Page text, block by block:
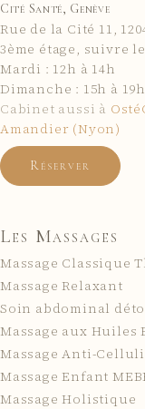
Cité Santé, Genève
Rue de la Cité 11,
3ème étage, suivre
Mardi : 12h à 14h
Dimanche : 15h à 19h
Cabinet aussi à
Amandier (Nyon)
Réserver
Les Massages
Massage Classique
Massage Relaxant
Soin abdominal
Massage aux Huiles
Massage Anti-
Massage Enfant
Massage Holistique